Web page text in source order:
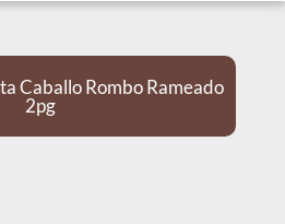
Caballo Rombo Rameado
2pg